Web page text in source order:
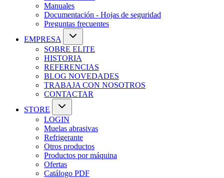
Manuales
Documentación - Hojas de seguridad
Preguntas frecuentes
EMPRESA
SOBRE ELITE
HISTORIA
REFERENCIAS
BLOG NOVEDADES
TRABAJA CON NOSOTROS
CONTACTAR
STORE
LOGIN
Muelas abrasivas
Refrigerante
Otros productos
Productos por máquina
Ofertas
Catálogo PDF